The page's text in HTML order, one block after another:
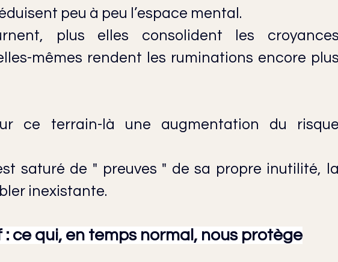
peu à peu l’espace mental.
plus elles consolident les croyances
mêmes rendent les ruminations encore plus
ce terrain-là une augmentation du risque
saturé de " preuves " de sa propre inutilité, la
inexistante.
: ce qui, en temps normal, nous protège